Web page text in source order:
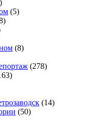
(5)
(8)
(278)
(14)
(50)